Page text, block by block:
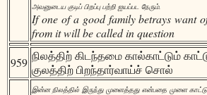
அவனுடைய குடிப் பிறப்பு பற்றி ஐயப்பட நேரும்.
If one of a good family betrays want
from it will be called in question
959 நிலத்திற் கிடந்தமை கால்காட்டும்
குலத்திற் பிறந்தார்வாய்ச் சொல்
இன்ன நிலத்தில் இருந்து முளைத்தது என்பதை முளை